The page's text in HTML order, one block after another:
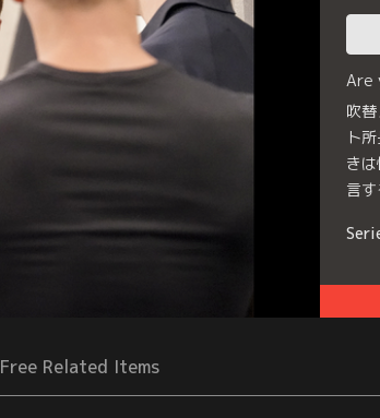
Are
吹
ト
き
言
Free Related Items